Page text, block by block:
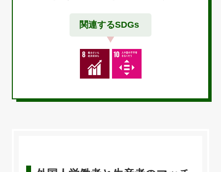
関連するSDGs